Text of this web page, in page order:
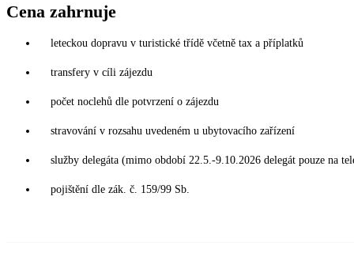
Cena zahrnuje
leteckou dopravu v turistické třídě včetně tax a příplatků
transfery v cíli zájezdu
počet noclehů dle potvrzení o zájezdu
stravování v rozsahu uvedeném u ubytovacího zařízení
služby delegáta (mimo období 22.5.-9.10.2026 delegát pouze na
pojištění dle zák. č. 159/99 Sb.